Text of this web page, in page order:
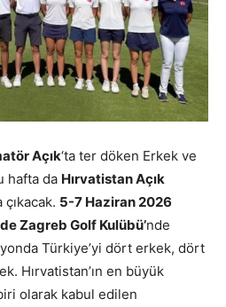
Açık‘ta ter döken Erkek ve
hafta da Hırvatistan Açık
çıkacak. 5-7 Haziran 2026
Zagreb Golf Kulübü’nde
Türkiye’yi dört erkek, dört
Hırvatistan’ın en büyük
olarak kabul edilen